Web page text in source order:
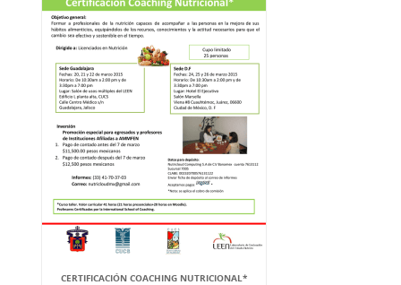
CERTIFICACIÓN COACHING NUTRICIONAL*